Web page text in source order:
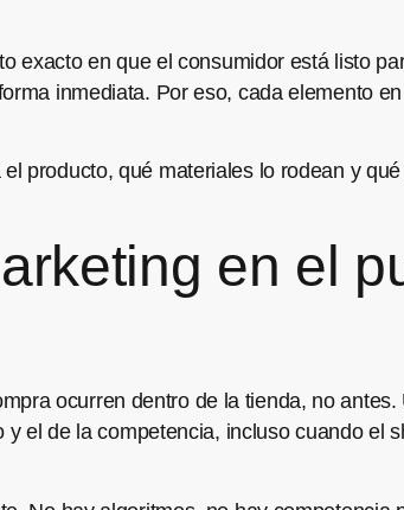
exacto en que el consumidor está listo
inmediata. Por eso, cada elemento
producto, qué materiales lo rodean y
en el
ocurren dentro de la tienda, no
el de la competencia, incluso cuando el